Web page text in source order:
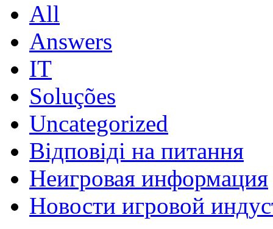
All
Answers
IT
Soluções
Uncategorized
Відповіді на питання
Неигровая информация
Новости игровой